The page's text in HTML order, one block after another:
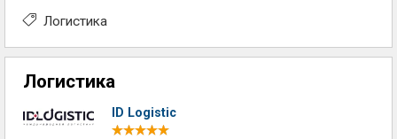
Логистика
Логистика
ID Logistic